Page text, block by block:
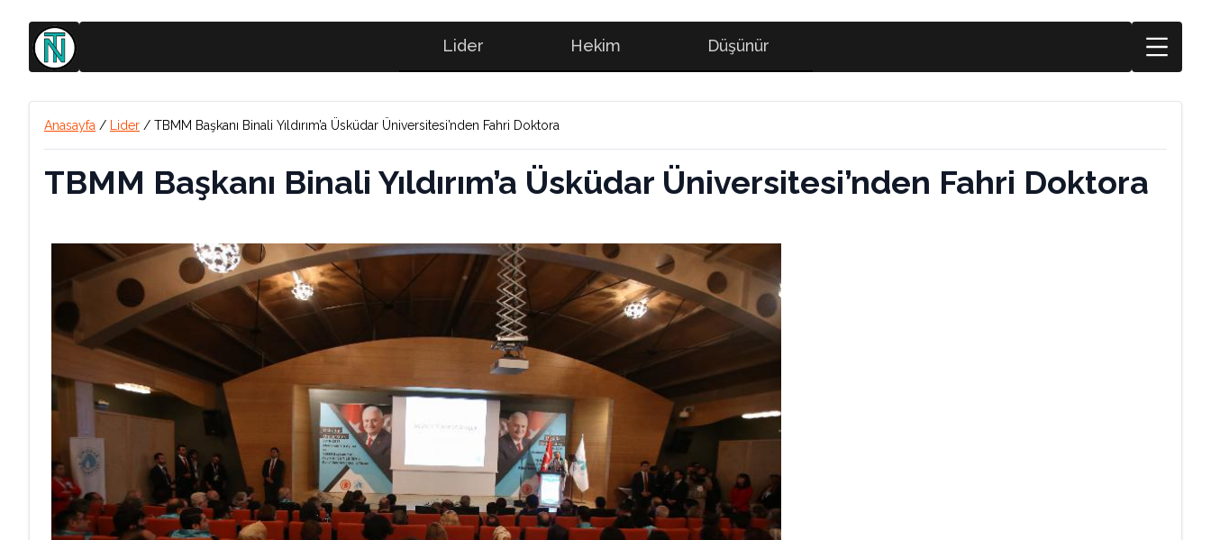
Lider Hekim Düşünür
Anasayfa / Lider / TBMM Başkanı Binali Yıldırım’a Üsküdar Üniversitesi’nden Fahri Doktora
TBMM Başkanı Binali Yıldırım’a Üsküdar Üniversitesi’nden Fahri Doktora